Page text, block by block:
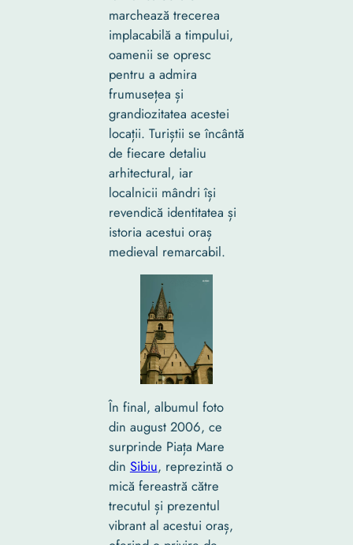
marchează trecerea
implacabilă a timpului,
oamenii se opresc
pentru a admira
frumusețea și
grandiozitatea acestei
locații. Turiștii se încântă
de fiecare detaliu
arhitectural, iar
localnicii mândri își
revendică identitatea și
istoria acestui oraș
medieval remarcabil.
În final, albumul foto
din august 2006, ce
surprinde Piața Mare
din Sibiu, reprezintă o
mică fereastră către
trecutul și prezentul
vibrant al acestui oraș,